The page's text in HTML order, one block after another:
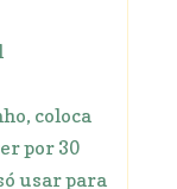
coloca
por 30
usar para